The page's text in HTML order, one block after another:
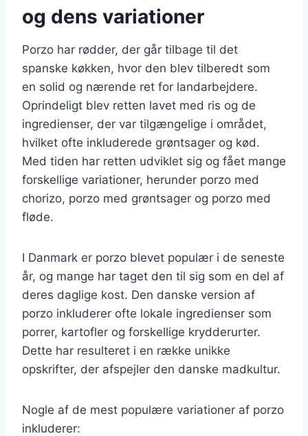
og dens variationer
Porzo har rødder, der går tilbage til det
spanske køkken, hvor den blev tilberedt som
en solid og nærende ret for landarbejdere.
Oprindeligt blev retten lavet med ris og de
ingredienser, der var tilgængelige i området,
hvilket ofte inkluderede grøntsager og kød.
Med tiden har retten udviklet sig og fået mange
forskellige variationer, herunder porzo med
chorizo, porzo med grøntsager og porzo med
fløde.
I Danmark er porzo blevet populær i de seneste
år, og mange har taget den til sig som en del af
deres daglige kost. Den danske version af
porzo inkluderer ofte lokale ingredienser som
porrer, kartofler og forskellige krydderurter.
Dette har resulteret i en række unikke
opskrifter, der afspejler den danske madkultur.
Nogle af de mest populære variationer af porzo
inkluderer: